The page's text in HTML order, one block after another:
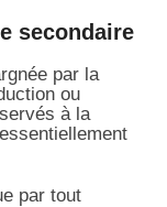
secondaire
par la
ou
à la
par tout